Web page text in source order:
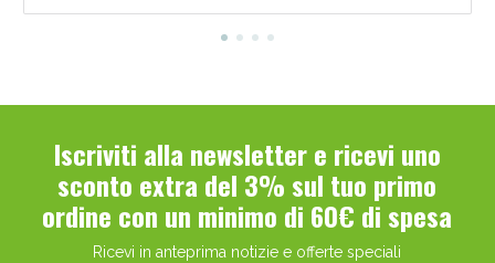
Iscriviti alla newsletter e ricevi uno
sconto extra del 3% sul tuo primo
ordine con un minimo di 60€ di spesa
Ricevi in anteprima notizie e offerte speciali